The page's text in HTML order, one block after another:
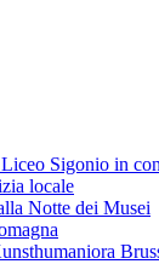
Sigonio in
locale
Notte dei Musei